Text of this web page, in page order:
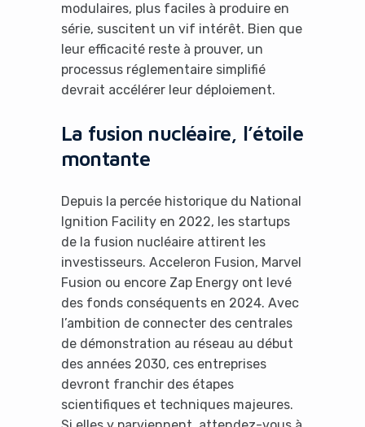
modulaires, plus faciles à produire en
série, suscitent un vif intérêt. Bien que
leur efficacité reste à prouver, un
processus réglementaire simplifié
devrait accélérer leur déploiement.
La fusion nucléaire, l’étoile
montante
Depuis la percée historique du National
Ignition Facility en 2022, les startups
de la fusion nucléaire attirent les
investisseurs. Acceleron Fusion, Marvel
Fusion ou encore Zap Energy ont levé
des fonds conséquents en 2024. Avec
l’ambition de connecter des centrales
de démonstration au réseau au début
des années 2030, ces entreprises
devront franchir des étapes
scientifiques et techniques majeures.